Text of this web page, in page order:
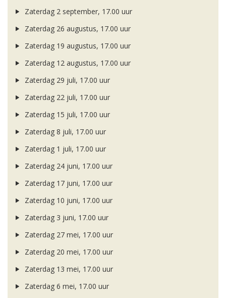
Zaterdag 2 september, 17.00 uur
Zaterdag 26 augustus, 17.00 uur
Zaterdag 19 augustus, 17.00 uur
Zaterdag 12 augustus, 17.00 uur
Zaterdag 29 juli, 17.00 uur
Zaterdag 22 juli, 17.00 uur
Zaterdag 15 juli, 17.00 uur
Zaterdag 8 juli, 17.00 uur
Zaterdag 1 juli, 17.00 uur
Zaterdag 24 juni, 17.00 uur
Zaterdag 17 juni, 17.00 uur
Zaterdag 10 juni, 17.00 uur
Zaterdag 3 juni, 17.00 uur
Zaterdag 27 mei, 17.00 uur
Zaterdag 20 mei, 17.00 uur
Zaterdag 13 mei, 17.00 uur
Zaterdag 6 mei, 17.00 uur